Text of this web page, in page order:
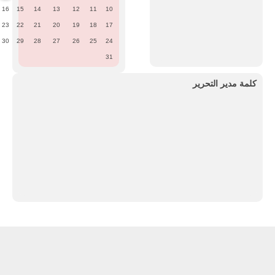
10
11
12
13
14
15
16
17
18
19
20
21
22
23
24
25
26
27
28
29
30
31
كلمة مدير التحرير